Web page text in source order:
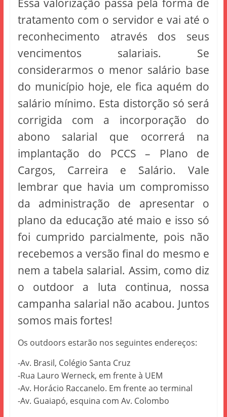
Essa valorização passa pela forma de
tratamento com o servidor e vai até o
reconhecimento através dos seus
vencimentos salariais. Se
considerarmos o menor salário base
do município hoje, ele fica aquém do
salário mínimo. Esta distorção só será
corrigida com a incorporação do
abono salarial que ocorrerá na
implantação do PCCS – Plano de
Cargos, Carreira e Salário. Vale
lembrar que havia um compromisso
da administração de apresentar o
plano da educação até maio e isso só
foi cumprido parcialmente, pois não
recebemos a versão final do mesmo e
nem a tabela salarial. Assim, como diz
o outdoor a luta continua, nossa
campanha salarial não acabou. Juntos
somos mais fortes!
Os outdoors estarão nos seguintes endereços:
-Av. Brasil, Colégio Santa Cruz
-Rua Lauro Werneck, em frente à UEM
-Av. Horácio Raccanelo. Em frente ao terminal
-Av. Guaiapó, esquina com Av. Colombo